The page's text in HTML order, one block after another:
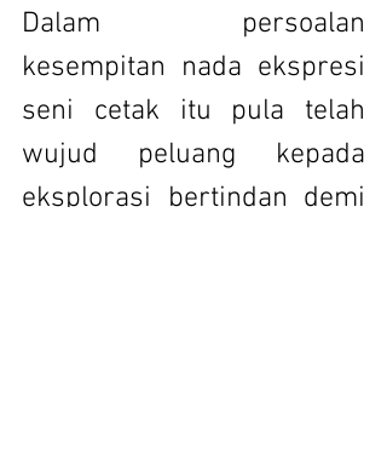
Dalam persoalan
kesempitan nada ekspresi
seni cetak itu pula telah
wujud peluang kepada
eksplorasi bertindan demi